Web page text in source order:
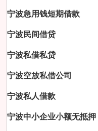
宁波急用钱短期借款
宁波民间借贷
宁波私借私贷
宁波空放私借公司
宁波私人借款
宁波中小企业小额无抵押